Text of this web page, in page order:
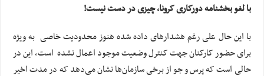
با لغو بخشنامه دورکاری کرونا، چیزی در دست نیست!
با این حال علی رغم هشدارهای داده شده هنوز محدودیت خاصی به ویژه
برای حضور کارکنان جهت کنترل وضعیت موجود اعمال نشده است، این در
حالی است که پرس و جو از برخی سازمان‌ها نشان می‌دهد که در مدت اخیر